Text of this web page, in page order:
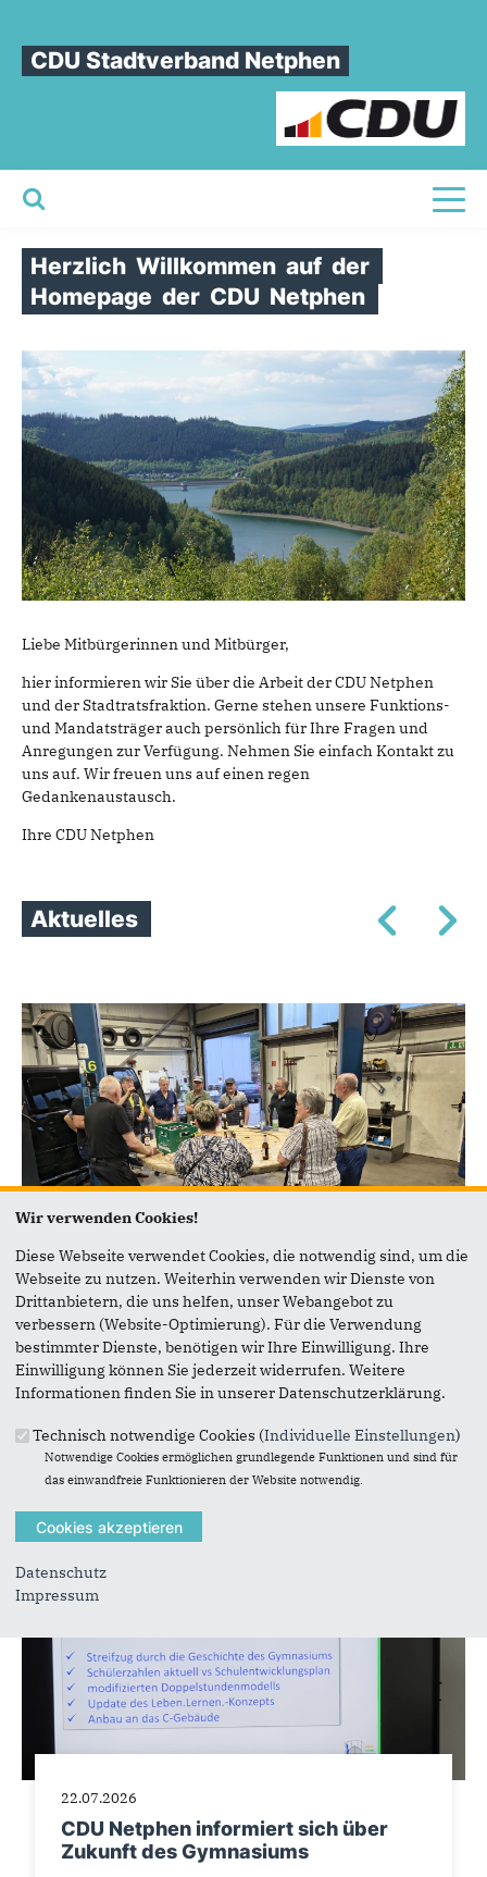
CDU Stadtverband Netphen
Startseite
Herzlich Willkommen auf der
Homepage der CDU Netphen
Liebe Mitbürgerinnen und Mitbürger,
hier informieren wir Sie über die Arbeit der CDU Netphen
und der Stadtratsfraktion. Gerne stehen unsere Funktions-
und Mandatsträger auch persönlich für Ihre Fragen und
Anregungen zur Verfügung. Nehmen Sie einfach Kontakt zu
uns auf. Wir freuen uns auf einen regen
Gedankenaustausch.
Ihre CDU Netphen
Aktuelles
01.08.2026
Der legendäre Netphener Autoshop
hat eine Zukunft
Der legendäre Netphener Autoshop des
verstorbenen Peter Nies hat eine Zukunft. Diesen
Hartmut Becker...
22.07.2026
CDU Netphen informiert sich über
Zukunft des Gymnasiums
Wir verwenden Cookies!
Diese Webseite verwendet Cookies, die notwendig sind, um die
Webseite zu nutzen. Weiterhin verwenden wir Dienste von
Drittanbietern, die uns helfen, unser Webangebot zu
verbessern (Website-Optimierung). Für die Verwendung
bestimmter Dienste, benötigen wir Ihre Einwilligung. Ihre
Einwilligung können Sie jederzeit widerrufen. Weitere
Informationen finden Sie in unserer Datenschutzerklärung.
Technisch notwendige Cookies (Individuelle Einstellungen)
Notwendige Cookies ermöglichen grundlegende Funktionen und sind für
das einwandfreie Funktionieren der Website notwendig.
Datenschutz
Impressum